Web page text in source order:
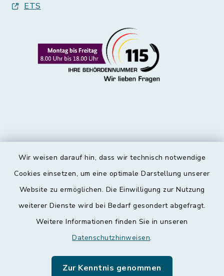
Wir weisen darauf hin, dass wir technisch notwendige
Cookies einsetzen, um eine optimale Darstellung unserer
Website zu ermöglichen. Die Einwilligung zur Nutzung
weiterer Dienste wird bei Bedarf gesondert abgefragt.
Weitere Informationen finden Sie in unseren
Datenschutzhinweisen.
Zur Kenntnis genommen
ETS
Kontakt
Datenschutz